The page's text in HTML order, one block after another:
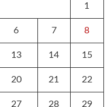
1
6 7 8
13 14 15
20 21 22
27 28 29